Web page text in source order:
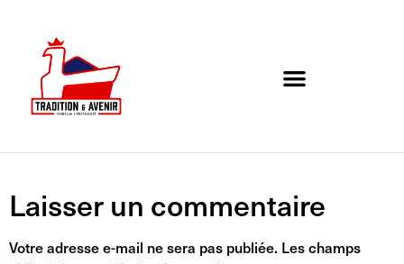
Laisser un commentaire
Votre adresse e-mail ne sera pas publiée. Les champs